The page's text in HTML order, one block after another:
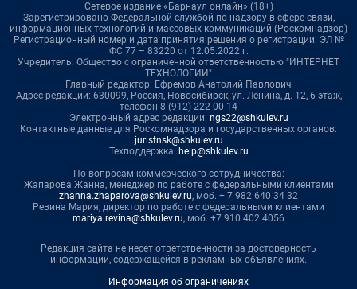
Сетевое издание «Барнаул онлайн» (18+)
Зарегистрировано Федеральной службой по надзору в сфере связи,
информационных технологий и массовых коммуникаций (Роскомнадзор)
Регистрационный номер и дата принятия решения о регистрации: ЭЛ №
ФС 77 – 83220 от 12.05.2022 г.
Учредитель: Общество с ограниченной ответственностью "ИНТЕРНЕТ
ТЕХНОЛОГИИ"
Главный редактор: Ефремов Анатолий Павлович
Адрес редакции: 630099, Россия, Новосибирск, ул. Ленина, д. 12, 6 этаж,
телефон 8 (912) 222-00-14
Электронный адрес редакции: ngs22@shkulev.ru
Контактные данные для Роскомнадзора и государственных органов:
juristnsk@shkulev.ru
Техподдержка: help@shkulev.ru
По вопросам коммерческого сотрудничества:
Жапарова Жанна, менеджер по работе с федеральными клиентами
zhanna.zhaparova@shkulev.ru, моб. + 7 982 640 34 32
Ревина Мария, директор по работе с федеральными клиентами
mariya.revina@shkulev.ru, моб. +7 910 402 4056
Редакция сайта не несет ответственности за достоверность
информации, содержащейся в рекламных объявлениях.
Информация об ограничениях